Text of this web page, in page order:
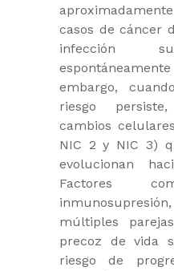
casos de cáncer
infección
embargo,
riesgo
cambios
NIC 2 y NIC 3)
evolucionan
Factores
múltiples
precoz de vida
riesgo de